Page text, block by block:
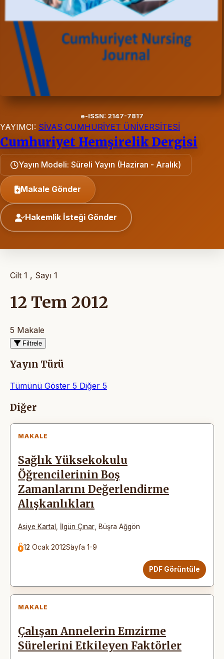
e-ISSN: 2147-7817
YAYIMCI: SİVAS CUMHURİYET ÜNİVERSİTESİ
Cumhuriyet Hemşirelik Dergisi
Yayın Modeli: Süreli Yayın (Haziran - Aralık)
Makale Gönder
Hakemlik İsteği Gönder
Cilt 1 , Sayı 1
12 Tem 2012
5 Makale
Filtrele
Yayın Türü
Tümünü Göster 5 Diğer 5
Makaleler
Diğer
MAKALE
Sağlık Yüksekokulu
Öğrencilerinin Boş
Zamanlarını Değerlendirme
Alışkanlıkları
Asiye Kartal İlgün Çınar Büşra Ağgön
12 Ocak 2012Sayfa 1-9
PDF Görüntüle
MAKALE
Çalışan Annelerin Emzirme
Sürelerini Etkileyen Faktörler